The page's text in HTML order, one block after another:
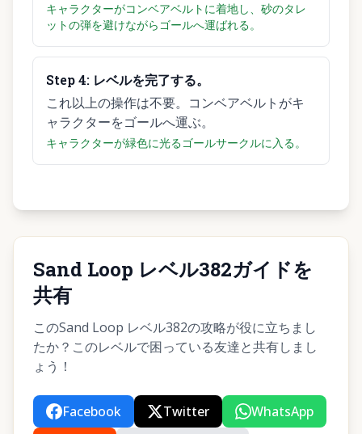
キャラクターがコンベアベルトに着地し、砂のタレ
ットの弾を避けながらゴールへ運ばれる。
Step4: レベルを完了する。
これ以上の操作は不要。コンベアベルトがキ
ャラクターをゴールへ運ぶ。
キャラクターが緑色に光るゴールサークルに入る。
Sand Loop レベル382ガイドを
共有
このSand Loop レベル382の攻略が役に立ちまし
たか？このレベルで困っている友達と共有しまし
ょう！
Facebook Twitter
WhatsApp